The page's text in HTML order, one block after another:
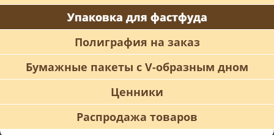
Упаковка для фастфуда
Полиграфия на заказ
Бумажные пакеты с V-образным дном
Ценники
Распродажа товаров